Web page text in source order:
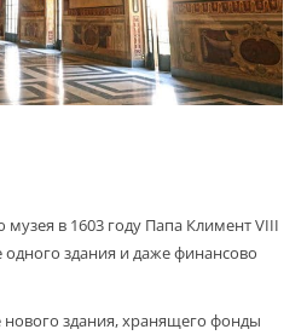
в 1603 году Папа Климент VIII
здания и даже финансово
нового здания, хранящего фонды